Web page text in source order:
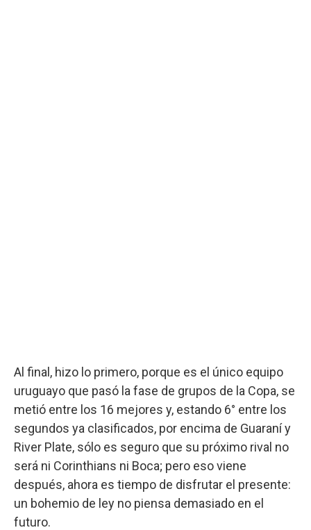
Al final, hizo lo primero, porque es el único equipo
uruguayo que pasó la fase de grupos de la Copa, se
metió entre los 16 mejores y, estando 6° entre los
segundos ya clasificados, por encima de Guaraní y
River Plate, sólo es seguro que su próximo rival no
será ni Corinthians ni Boca; pero eso viene
después, ahora es tiempo de disfrutar el presente:
un bohemio de ley no piensa demasiado en el
futuro.